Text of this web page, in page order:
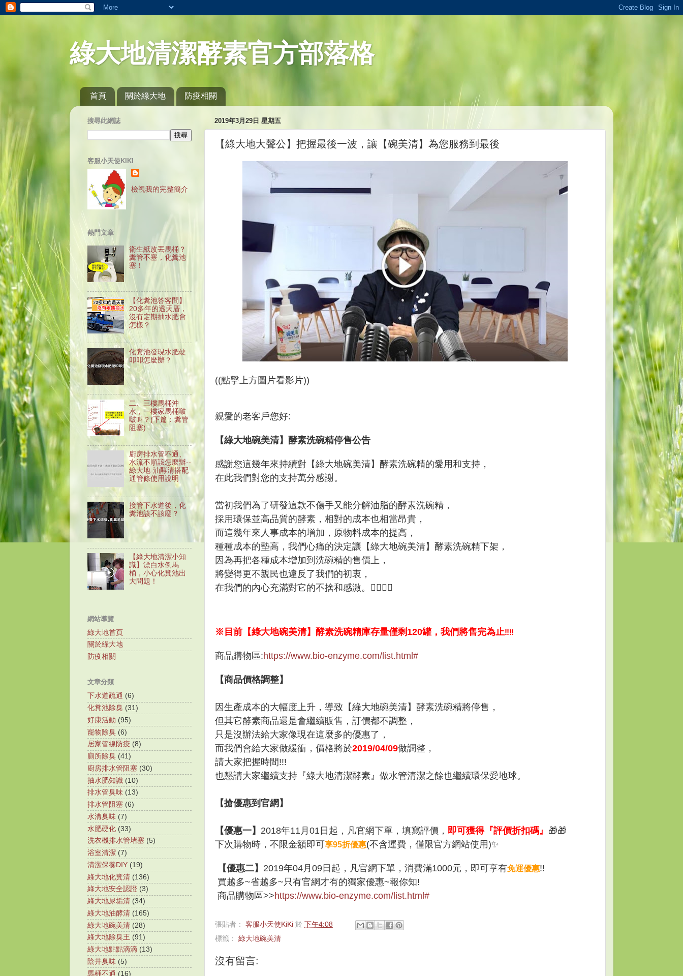
綠大地清潔酵素官方部落格
首頁 關於綠大地 防疫相關
2019年3月29日 星期五
【綠大地大聲公】把握最後一波，讓【碗美清】為您服務到最後
((點擊上方圖片看影片))
親愛的老客戶您好:
【綠大地碗美清】酵素洗碗精停售公告
感謝您這幾年來持續對【綠大地碗美清】酵素洗碗精的愛用和支持，
在此我們對您的支持萬分感謝。
當初我們為了研發這款不傷手又能分解油脂的酵素洗碗精，
採用環保並高品質的酵素，相對的成本也相當昂貴，
而這幾年來人事成本的增加，原物料成本的提高，
種種成本的墊高，我們心痛的決定讓【綠大地碗美清】酵素洗碗精下架，
因為再把各種成本增加到洗碗精的售價上，
將變得更不親民也違反了我們的初衷，
在我們的內心充滿對它的不捨和感激。🙇‍♂🙇‍♂
※目前【綠大地碗美清】酵素洗碗精庫存量僅剩120罐，我們將售完為止‼‼
商品購物區:https://www.bio-enzyme.com/list.html#
【商品價格調整】
因生產成本的大幅度上升，導致【綠大地碗美清】酵素洗碗精將停售，
但其它酵素商品還是會繼續販售，訂價都不調整，
只是沒辦法給大家像現在這麼多的優惠了，
而我們會給大家做緩衝，價格將於2019/04/09做調整，
請大家把握時間!!!
也懇請大家繼續支持『綠大地清潔酵素』做水管清潔之餘也繼續環保愛地球。
【搶優惠到官網】
【優惠一】 2018年11月01日起，凡官網下單，填寫評價， 即可獲得『評價折扣碼』 🎁🎁
下次購物時，不限金額即可享95折優惠(不含運費，僅限官方網站使用)✨
【優惠二】 2019年04月09日起，凡官網下單，消費滿1000元，即可享有免運優惠!!
買越多~省越多~只有官網才有的獨家優惠~報你知!
商品購物區>>https://www.bio-enzyme.com/list.html#
張貼者： 客服小天使KiKi 於 下午4:08
標籤： 綠大地碗美清
沒有留言:
搜尋此網誌
客服小天使KIKI
檢視我的完整簡介
熱門文章
衛生紙改丟馬桶？
糞管不塞，化糞池
塞！
【化糞池答客問】
20多年的透天厝，
沒有定期抽水肥會
怎樣？
化糞池發現水肥硬
叩叩怎麼辦？
二、三樓馬桶沖
水，一樓家馬桶啵
啵叫？(下篇：糞管
阻塞)
廚房排水管不通、
水流不順該怎麼辦--
綠大地-油酵清搭配
通管條使用說明
接管下水道後，化
糞池該不該廢？
【綠大地清潔小知
識】漂白水倒馬
桶，小心化糞池出
大問題！
網站導覽
綠大地首頁
關於綠大地
防疫相關
文章分類
下水道疏通 (6)
化糞池除臭 (31)
好康活動 (95)
寵物除臭 (6)
居家管線防疫 (8)
廁所除臭 (41)
廚房排水管阻塞 (30)
抽水肥知識 (10)
排水管臭味 (13)
排水管阻塞 (6)
水溝臭味 (7)
水肥硬化 (33)
洗衣機排水管堵塞 (5)
浴室清潔 (7)
清潔保養DIY (19)
綠大地化糞清 (136)
綠大地安全認證 (3)
綠大地尿垢清 (34)
綠大地油酵清 (165)
綠大地碗美清 (28)
綠大地除臭王 (91)
綠大地點點滴滴 (13)
陰井臭味 (5)
馬桶不通 (16)